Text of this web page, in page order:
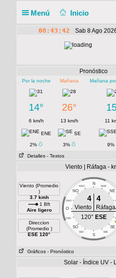
Menú Inicio
08:43:42 Sab 8 Ago
Pronóstico
Por la noche
Mañana Mañana
14° 26°
6 km/h 13 km/h 11
ENE SE
2% 3% 9%
Detalles - Textos
Viento | Ráfaga -
Viento (Promedio
)
3.7 kmh
1 Bft
Aire ligero
Direccion
(Promedio )
ESE 120°
N
NNO NNE
NO NE
ONO
O
OSO
SO SE
SSO SSE
S
4 4
Viento
Ráfaga
120° ESE
Gráficos - Pronóstico
Solar - Índice UV -